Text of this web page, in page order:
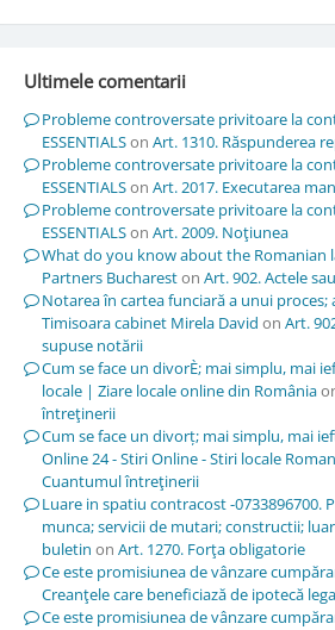
Ultimele comentarii
Probleme controversate privitoare la
ESSENTIALSon Art. 1310. Răspunderea
Probleme controversate privitoare la
ESSENTIALSon Art. 2017. Executarea
Probleme controversate privitoare la
ESSENTIALSon Art. 2009. Noţiunea
What do you know about the Romanian
Partners Buchareston Art. 902. Actele
Notarea în cartea funciară a unui
Timisoara cabinet Mirela David on Art.
supuse notării
Cum se face un divorÈ; mai simplu, mai
locale | Ziare locale online din România
întreţinerii
Cum se face un divorț; mai simplu, mai
Online 24 - Stiri Online - Stiri locale
Cuantumul întreţinerii
Luare in spatiu contracost -0733896700.
munca; servicii de mutari; constructii;
buletin on Art. 1270. Forţa obligatorie
Ce este promisiunea de vânzare
Creanţele care beneficiază de ipotecă
Ce este promisiunea de vânzare